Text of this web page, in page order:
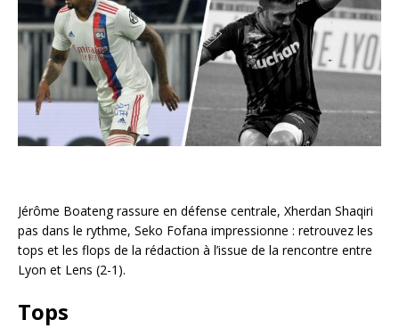
Jérôme Boateng rassure en défense centrale, Xherdan Shaqiri
pas dans le rythme, Seko Fofana impressionne : retrouvez les
tops et les flops de la rédaction à l’issue de la rencontre entre
Lyon et Lens (2-1).
Tops